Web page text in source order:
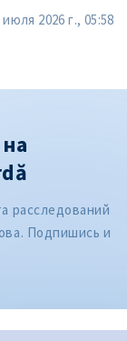
июля 2026 г., 05:58
расследований
Подпишись и